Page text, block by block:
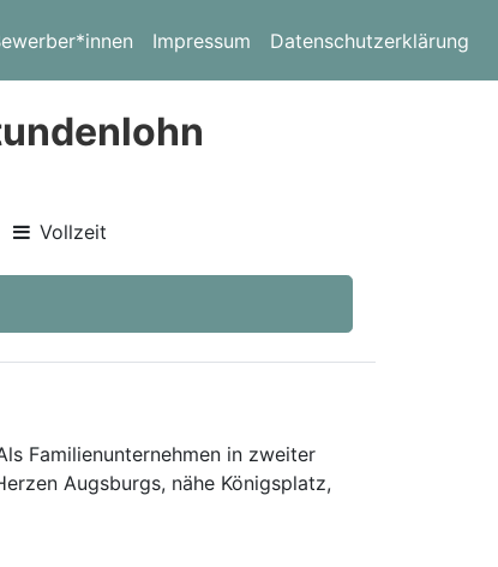
Impressum Datenschutzerklärung
Vollzeit
Familienunternehmen in zweiter
Augsburgs, nähe Königsplatz,